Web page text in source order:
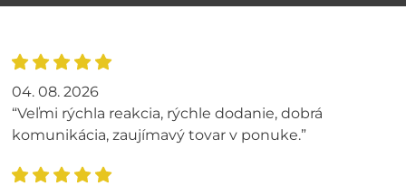
04. 08. 2026
“Veľmi rýchla reakcia, rýchle dodanie, dobrá
komunikácia, zaujímavý tovar v ponuke.”